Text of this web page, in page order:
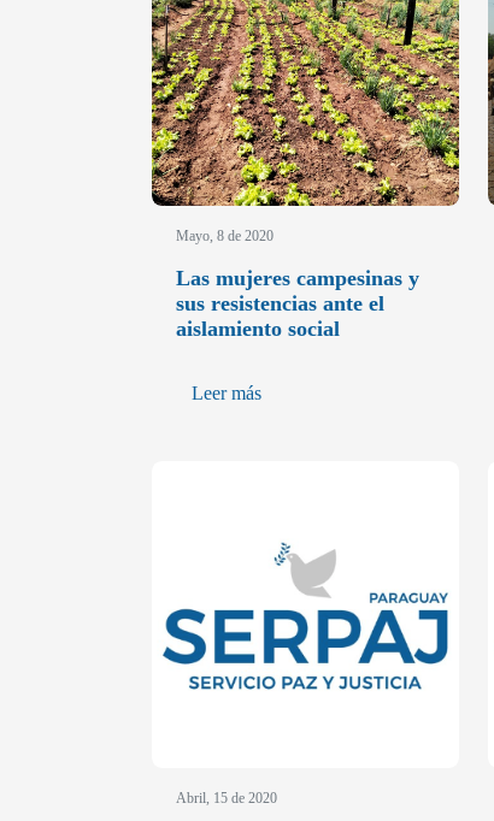
Mayo, 8 de 2020
Las mujeres campesinas y
sus resistencias ante el
aislamiento social
Leer más
Abril, 15 de 2020